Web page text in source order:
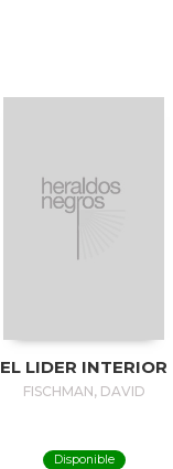
EL LIDER INTERIOR
FISCHMAN, DAVID
Disponible